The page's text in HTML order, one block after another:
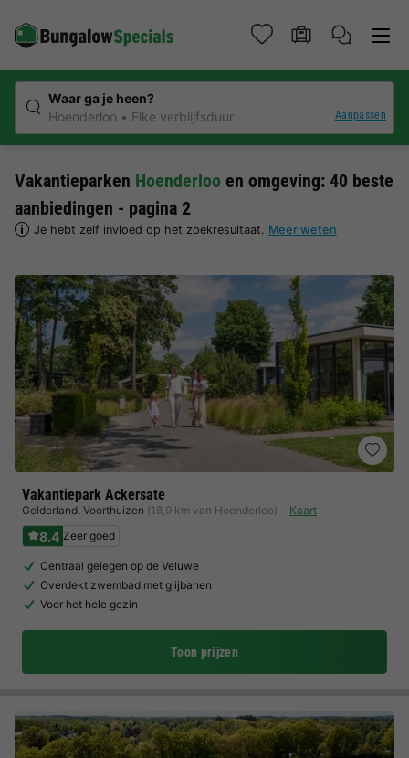
Waar ga je heen?
Hoenderloo
Elke verblijfsduur Aanpassen
Vakantieparken Hoenderloo en omgeving: 40 beste
aanbiedingen - pagina 2
Je hebt zelf invloed op het zoekresultaat. Meer weten
Vakantiepark Ackersate
Gelderland, Voorthuizen (18,9 km van Hoenderloo) Kaart
8.4 Zeer goed
Centraal gelegen op de Veluwe
Overdekt zwembad met glijbanen
Voor het hele gezin
Toon prijzen